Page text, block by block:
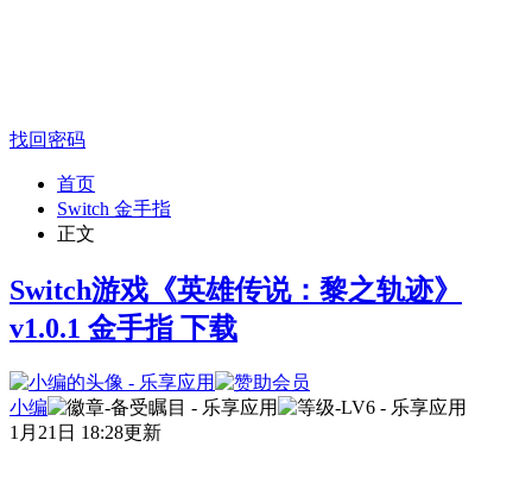
找回密码
首页
Switch 金手指
正文
Switch游戏《英雄传说：黎之轨迹》
v1.0.1 金手指 下载
小编
1月21日 18:28更新